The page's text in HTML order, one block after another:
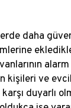
daha
kişileri ve
duyarlı